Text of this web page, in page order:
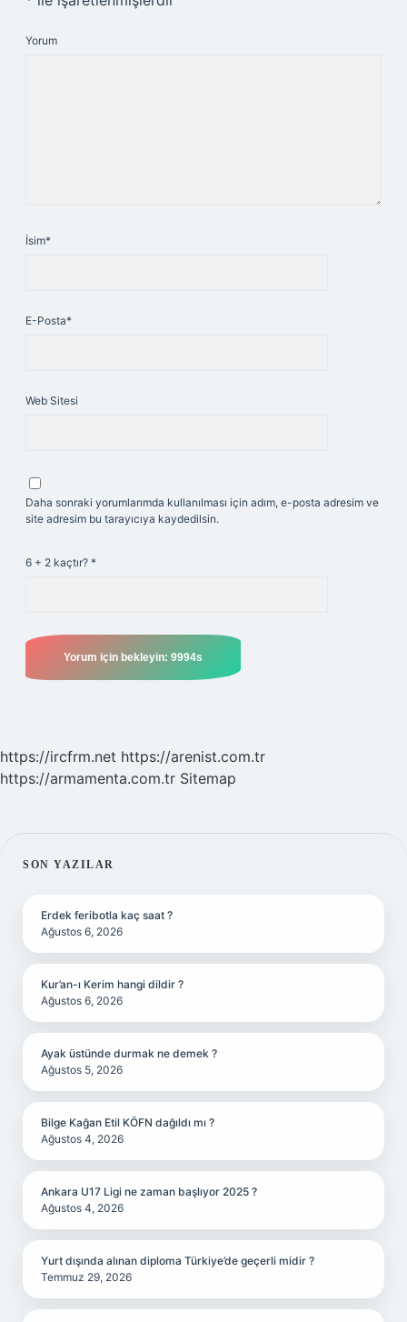
Yorum
İsim*
E-Posta*
Web Sitesi
Daha sonraki yorumlarımda kullanılması için adım, e-posta adresim ve
site adresim bu tarayıcıya kaydedilsin.
6 + 2 kaçtır? *
https://ircfrm.net https://arenist.com.tr
https://armamenta.com.tr Sitemap
SIDEBAR
SON YAZILAR
Erdek feribotla kaç saat ?
Ağustos 6, 2026
Kur’an-ı Kerim hangi dildir ?
Ağustos 6, 2026
Ayak üstünde durmak ne demek ?
Ağustos 5, 2026
Bilge Kağan Etil KÖFN dağıldı mı ?
Ağustos 4, 2026
Ankara U17 Ligi ne zaman başlıyor 2025 ?
Ağustos 4, 2026
Yurt dışında alınan diploma Türkiye’de geçerli midir ?
Temmuz 29, 2026